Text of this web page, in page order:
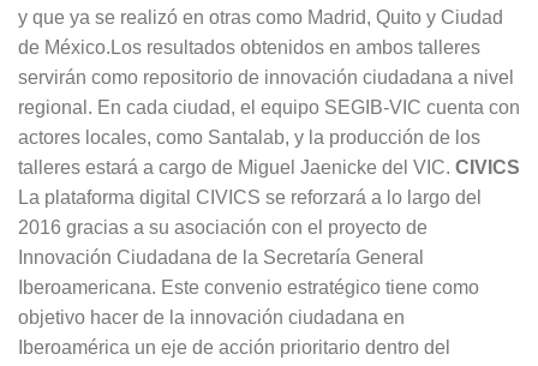
y que ya se realizó en otras como Madrid, Quito y Ciudad
de México.Los resultados obtenidos en ambos talleres
servirán como repositorio de innovación ciudadana a nivel
regional. En cada ciudad, el equipo SEGIB-VIC cuenta con
actores locales, como Santalab, y la producción de los
talleres estará a cargo de Miguel Jaenicke del VIC. CIVICS
La plataforma digital CIVICS se reforzará a lo largo del
2016 gracias a su asociación con el proyecto de
Innovación Ciudadana de la Secretaría General
Iberoamericana. Este convenio estratégico tiene como
objetivo hacer de la innovación ciudadana en
Iberoamérica un eje de acción prioritario dentro del